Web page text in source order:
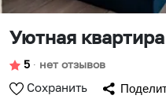
Уютная
5 ∙ нет отзывов
Сохранить